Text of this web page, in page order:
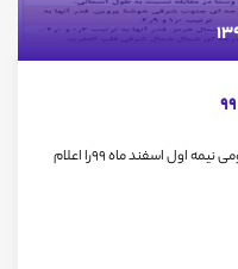
مرکز علوم و ستاره شناسی تهران رویدادهای نجومی نیمه اول اسفند ماه 99را اعلام